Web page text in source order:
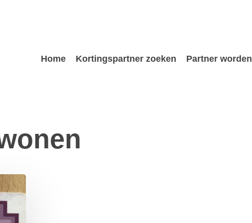
Home Kortingspartner zoeken Partner worden